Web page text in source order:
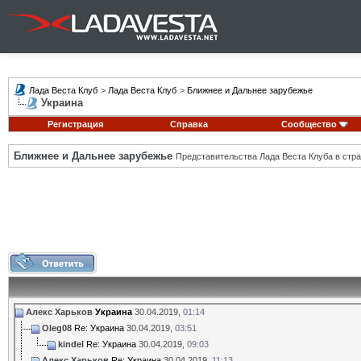
Лада Веста Клуб > Лада Веста Клуб > Ближнее и Дальнее зарубежье
Украина
Регистрация Справка Сообщество
Ближнее и Дальнее зарубежье Представительства Лада Веста Клуба в
Алекс Харьков Украина 30.04.2019, 01:14
Oleg08 Re: Украина 30.04.2019, 03:51
kindel Re: Украина 30.04.2019, 09:03